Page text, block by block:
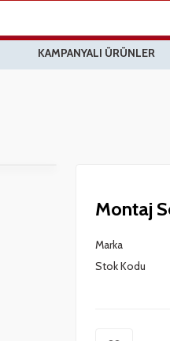
KAMPANYALI ÜRÜNLER
Montaj
Marka
Stok Kodu